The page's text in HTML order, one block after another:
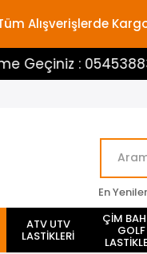
Tüm Alışverişlerde
: 05453883100
En Yeniler
ATV UTV
LASTİKLERİ
ÇİM
GOLF